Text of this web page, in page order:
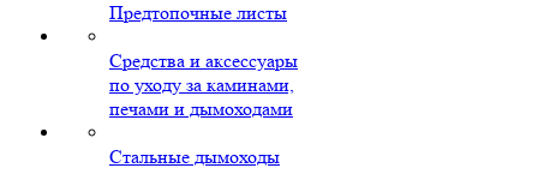
Предтопочные листы
Средства и аксессуары
по уходу за каминами,
печами и дымоходами
Стальные дымоходы